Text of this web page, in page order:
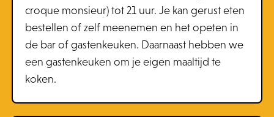
croque monsieur) tot 21 uur. Je kan gerust eten
bestellen of zelf meenemen en het opeten in
de bar of gastenkeuken. Daarnaast hebben we
een gastenkeuken om je eigen maaltijd te
koken.